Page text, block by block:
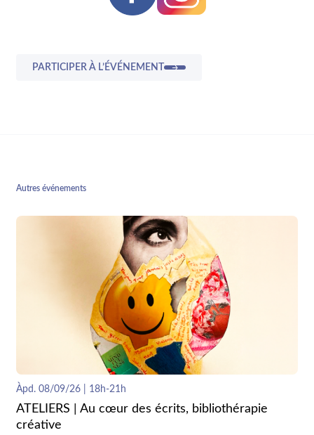
PARTICIPER À L’ÉVÉNEMENT
Autres événements
Àpd. 08/09/26 | 18h-21h
ATELIERS | Au cœur des écrits, bibliothérapie
créative